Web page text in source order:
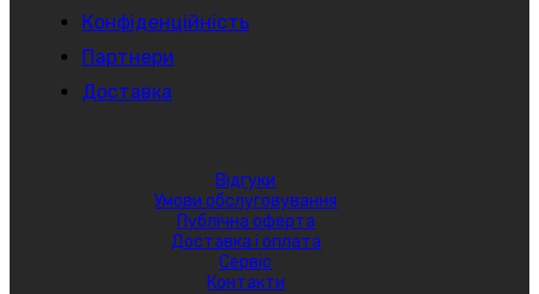
Конфіденційність
Партнери
Доставка
Відгуки
Умови обслуговування
Публічна оферта
Доставка і оплата
Сервіс
Контакти